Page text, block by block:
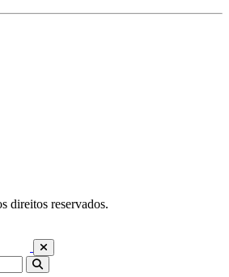
direitos reservados.